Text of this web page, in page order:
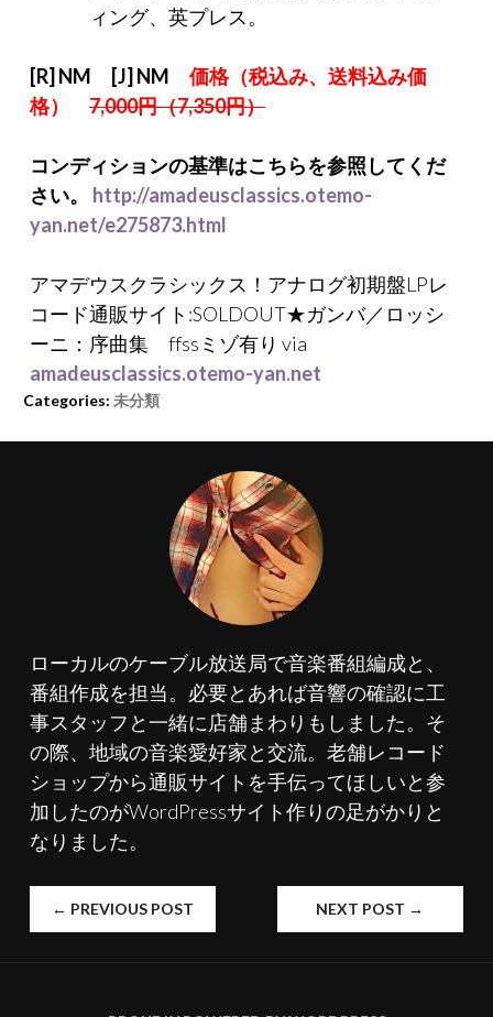
ィング、英プレス。
[R] NM [J] NM 価格（税込み、送料込み価
格） 7,000円（7,350円）
コンディションの基準はこちらを参照してくだ
さい。 http://amadeusclassics.otemo-
yan.net/e275873.html
アマデウスクラシックス！アナログ初期盤LPレ
コード通販サイト:SOLDOUT★ガンバ／ロッシ
ーニ：序曲集 ffssミゾ有り via
amadeusclassics.otemo-yan.net
Categories: 未分類
ローカルのケーブル放送局で音楽番組編成と、
番組作成を担当。必要とあれば音響の確認に工
事スタッフと一緒に店舗まわりもしました。そ
の際、地域の音楽愛好家と交流。老舗レコード
ショップから通販サイトを手伝ってほしいと参
加したのがWordPressサイト作りの足がかりと
なりました。
投
← PREVIOUS POST NEXT POST →